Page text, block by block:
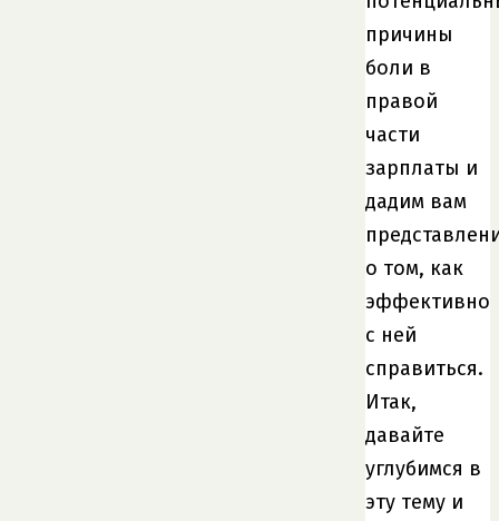
причины
боли в
правой
части
зарплаты и
дадим вам
о том, как
эффективно
с ней
справиться.
Итак,
давайте
углубимся в
эту тему и